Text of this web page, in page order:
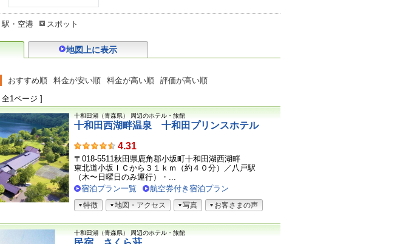
駅・空港 スポット
地図上に表示
おすすめ順 料金が安い順 料金が高い順 評価が高い順
全1ページ ]
十和田湖（青森県） 周辺のホテル・旅館
十和田西湖畔温泉 十和田プリンスホテル
お
客
さ
ま
の
声
4.31
〒018-5511秋田県鹿角郡小坂町十和田湖西湖畔
東北道小坂ＩＣから３１ｋｍ（約４０分）／八戸駅
（木〜日曜日のみ運行）・...
宿泊プラン一覧
航空券付き宿泊プラン
特徴 地図・アクセス 写真 お客さまの声
十和田湖（青森県） 周辺のホテル・旅館